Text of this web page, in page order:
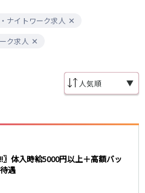
ナイトワーク求人
ク求人
▼
〗体入時給5000円以上＋高額バッ
遇
橋
町田
馬
野
西
千住駅
六本木駅
田橋駅